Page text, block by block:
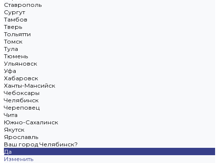
Ставрополь
Сургут
Тамбов
Тверь
Тольятти
Томск
Тула
Тюмень
Ульяновск
Уфа
Хабаровск
Ханты-Мансийск
Чебоксары
Челябинск
Череповец
Чита
Южно-Сахалинск
Якутск
Ярославль
Ваш город Челябинск?
Да
Изменить